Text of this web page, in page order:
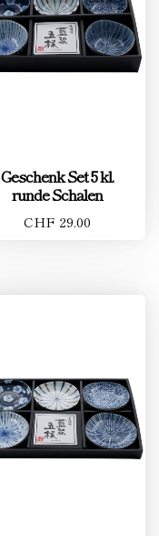
Geschenk Set 5 kl.
runde Schalen
CHF 29.00